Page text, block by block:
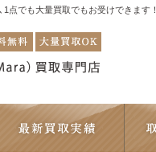
点でも大量買取でもお受けできます！